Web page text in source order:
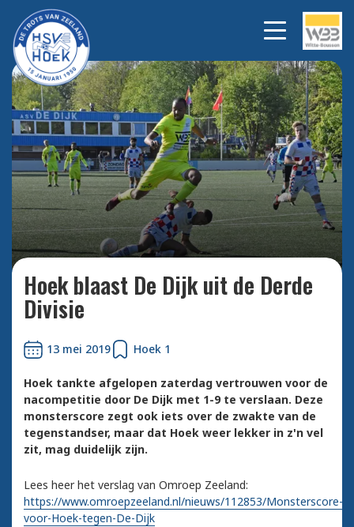
Bekijk alle foto's
Hoek blaast De Dijk uit de Derde
Divisie
13 mei 2019 Hoek 1
Hoek tankte afgelopen zaterdag vertrouwen voor de
nacompetitie door De Dijk met 1-9 te verslaan. Deze
monsterscore zegt ook iets over de zwakte van de
tegenstandser, maar dat Hoek weer lekker in z'n vel
zit, mag duidelijk zijn.
Lees heer het verslag van Omroep Zeeland:
https://www.omroepzeeland.nl/nieuws/112853/Monsterscore-
voor-Hoek-tegen-De-Dijk